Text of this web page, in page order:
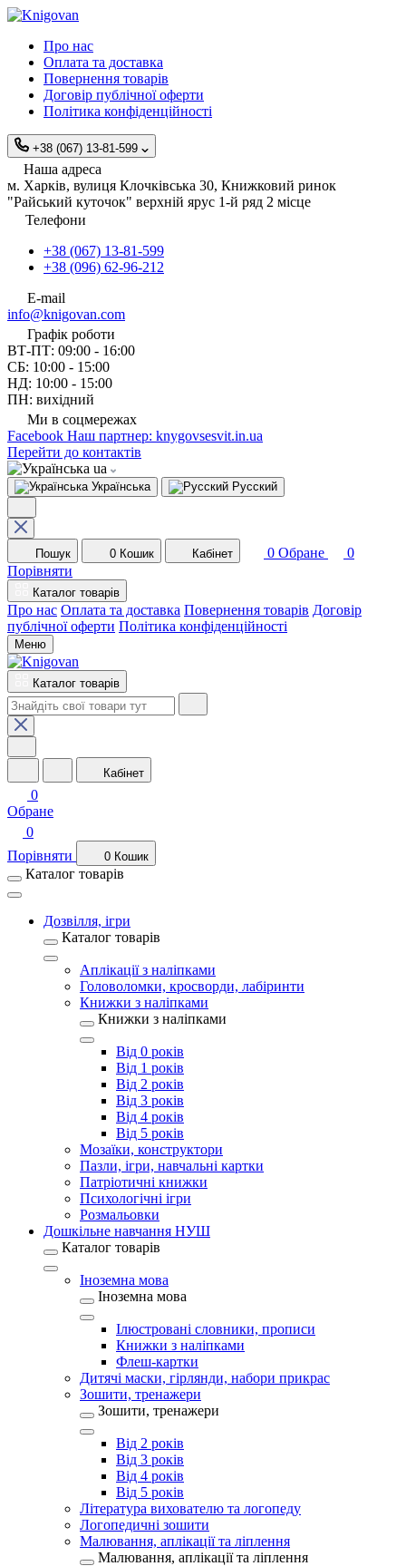
Про нас
Оплата та доставка
Повернення товарів
Договір публічної оферти
Політика конфіденційності
+38 (067) 13-81-599
Наша адреса
м. Харків, вулиця Клочківська 30, Книжковий ринок
"Райський куточок" верхній ярус 1-й ряд 2 місце
Телефони
+38 (067) 13-81-599
+38 (096) 62-96-212
E-mail
info@knigovan.com
Графік роботи
ВТ-ПТ: 09:00 - 16:00
СБ: 10:00 - 15:00
НД: 10:00 - 15:00
ПН: вихідний
Ми в соцмережах
Facebook Наш партнер: knygovsesvit.in.ua
Перейти до контактів
ua
Українська Русский
Пошук 0 Кошик Кабінет 0 Обране
0
Порівняти
Каталог товарів
Про нас Оплата та доставка Повернення товарів Договір
публічної оферти Політика конфіденційності
Меню
Каталог товарів
Кабінет
0
Обране
0
Порівняти
0 Кошик
Каталог товарів
Дозвілля, ігри
Каталог товарів
Аплікації з наліпками
Головоломки, кросворди, лабіринти
Книжки з наліпками
Книжки з наліпками
Від 0 років
Від 1 років
Від 2 років
Від 3 років
Від 4 років
Від 5 років
Мозаїки, конструктори
Пазли, ігри, навчальні картки
Патріотичні книжки
Психологічні ігри
Розмальовки
Дошкільне навчання НУШ
Каталог товарів
Іноземна мова
Іноземна мова
Ілюстровані словники, прописи
Книжки з наліпками
Флеш-картки
Дитячі маски, гірлянди, набори прикрас
Зошити, тренажери
Зошити, тренажери
Від 2 років
Від 3 років
Від 4 років
Від 5 років
Література вихователю та логопеду
Логопедичні зошити
Малювання, аплікації та ліплення
Малювання, аплікації та ліплення